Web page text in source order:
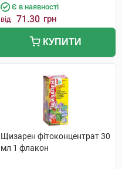
Є в наявності
від 71.30 грн
КУПИТИ
Щизарен фітоконцентрат 30
мл 1 флакон